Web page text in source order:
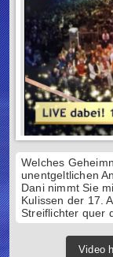
Welches
unentgeltlichen
Dani nimmt Sie
Kulissen der 17.
Streiflichter quer
Video